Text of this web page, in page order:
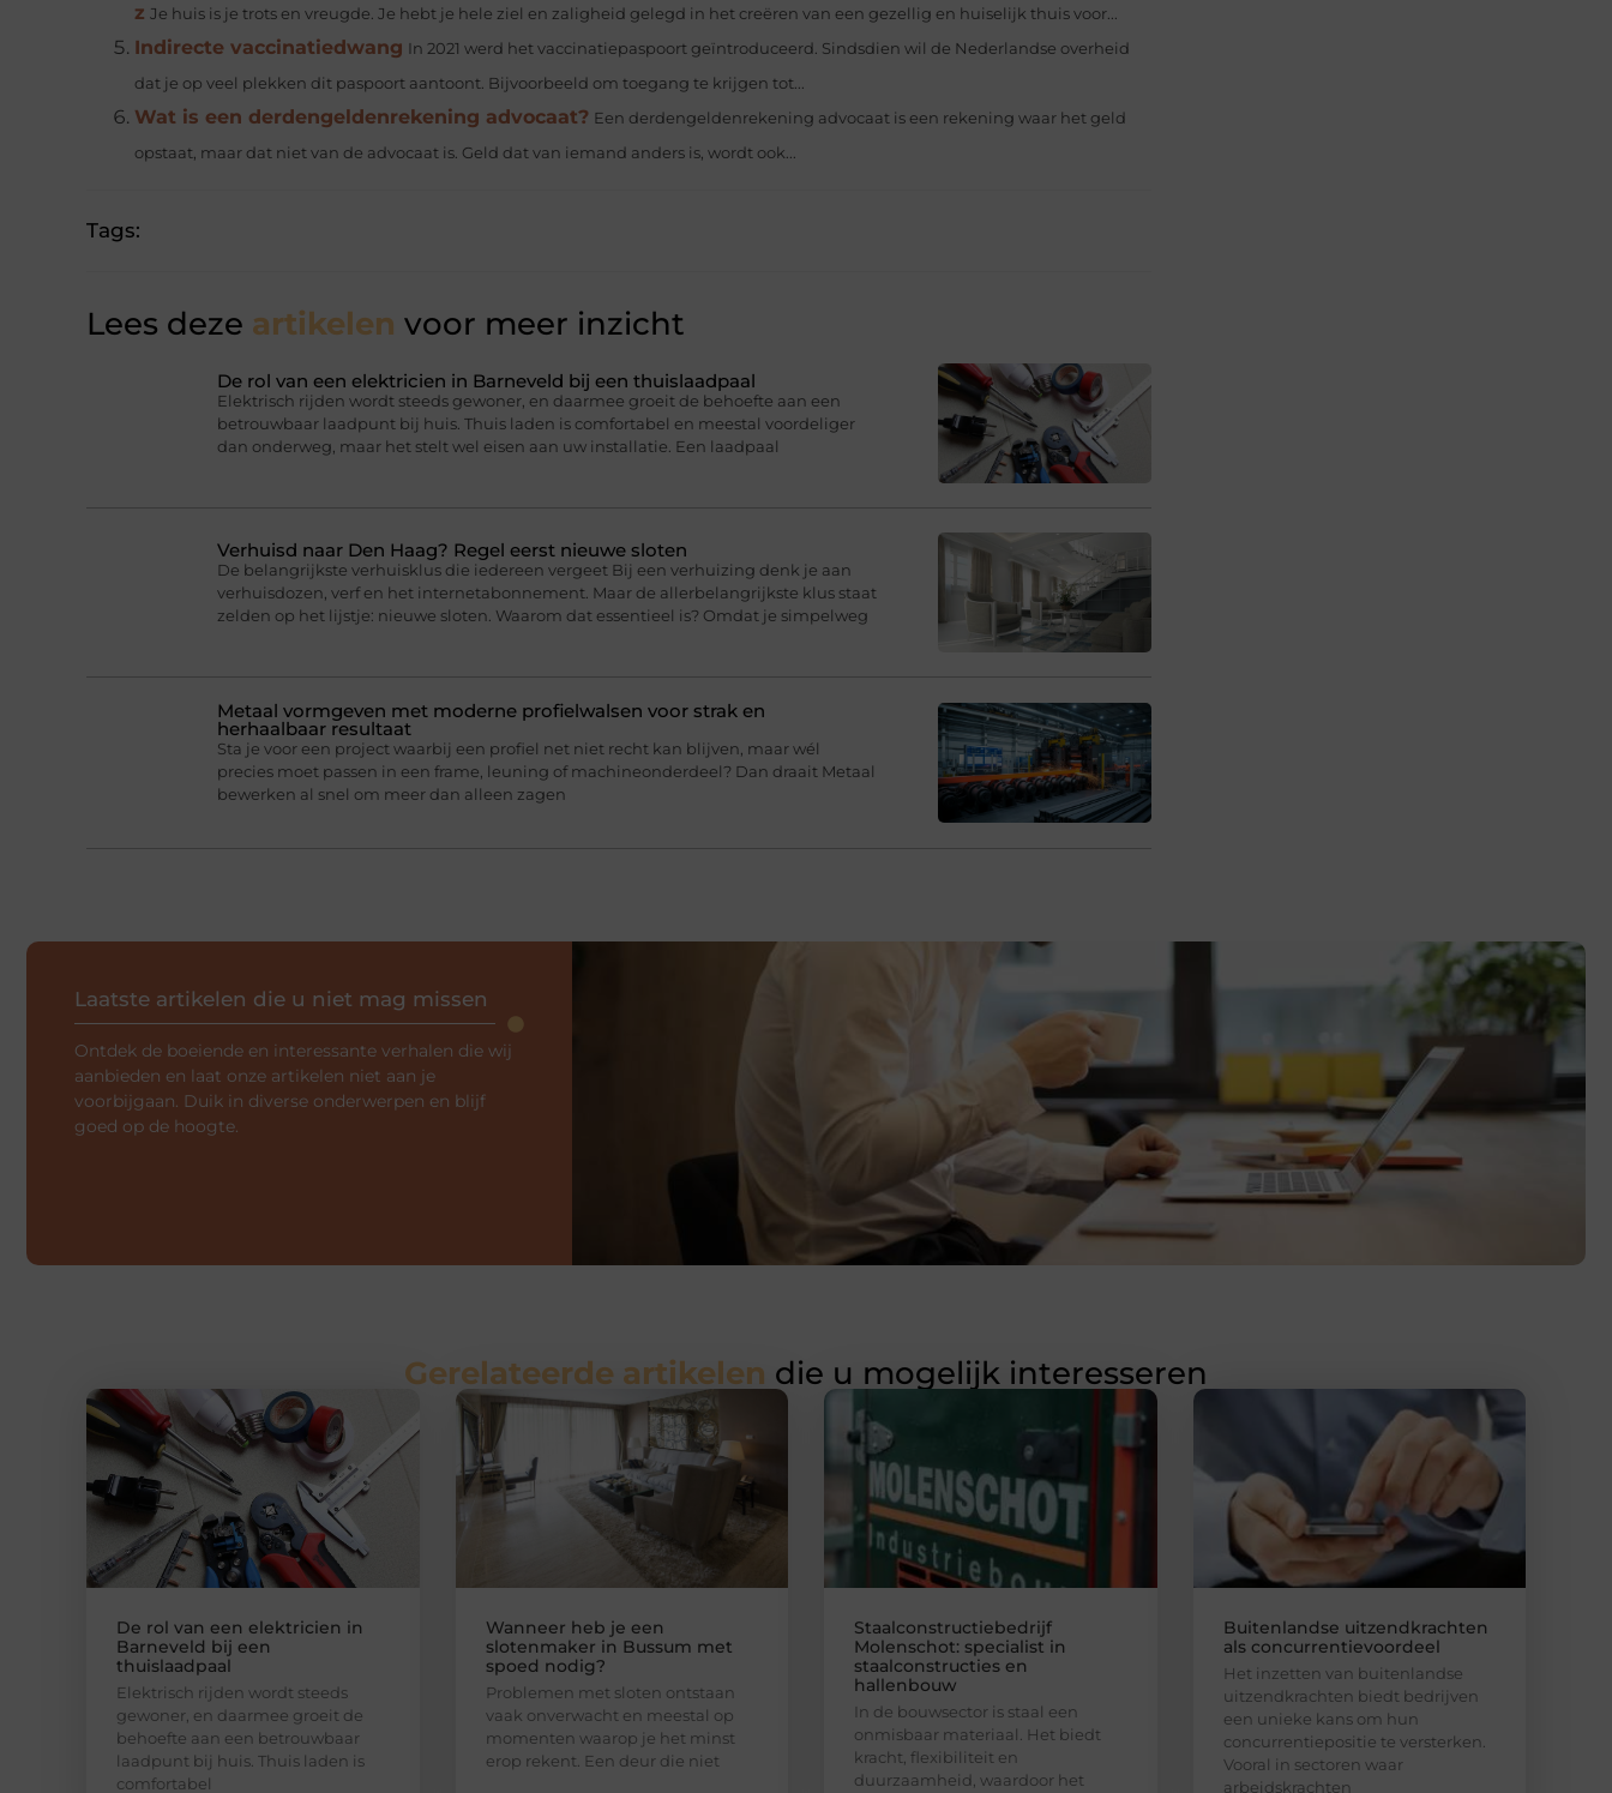
z Je huis is je trots en vreugde. Je hebt je hele ziel en zaligheid gelegd in het creëren van een gezellig en huiselijk thuis voor...
Indirecte vaccinatiedwang In 2021 werd het vaccinatiepaspoort geïntroduceerd. Sindsdien wil de Nederlandse overheid
dat je op veel plekken dit paspoort aantoont. Bijvoorbeeld om toegang te krijgen tot...
Wat is een derdengeldenrekening advocaat? Een derdengeldenrekening advocaat is een rekening waar het geld
opstaat, maar dat niet van de advocaat is. Geld dat van iemand anders is, wordt ook...
Tags:
Lees deze artikelen voor meer inzicht
De rol van een elektricien in Barneveld bij een thuislaadpaal
Elektrisch rijden wordt steeds gewoner, en daarmee groeit de behoefte aan een
betrouwbaar laadpunt bij huis. Thuis laden is comfortabel en meestal voordeliger
dan onderweg, maar het stelt wel eisen aan uw installatie. Een laadpaal
Verhuisd naar Den Haag? Regel eerst nieuwe sloten
De belangrijkste verhuisklus die iedereen vergeet Bij een verhuizing denk je aan
verhuisdozen, verf en het internetabonnement. Maar de allerbelangrijkste klus staat
zelden op het lijstje: nieuwe sloten. Waarom dat essentieel is? Omdat je simpelweg
Metaal vormgeven met moderne profielwalsen voor strak en
herhaalbaar resultaat
Sta je voor een project waarbij een profiel net niet recht kan blijven, maar wél
precies moet passen in een frame, leuning of machineonderdeel? Dan draait Metaal
bewerken al snel om meer dan alleen zagen
Laatste artikelen die u niet mag missen
Ontdek de boeiende en interessante verhalen die wij
aanbieden en laat onze artikelen niet aan je
voorbijgaan. Duik in diverse onderwerpen en blijf
goed op de hoogte.
Gerelateerde artikelen die u mogelijk interesseren
De rol van een elektricien in
Barneveld bij een
thuislaadpaal
Elektrisch rijden wordt steeds
gewoner, en daarmee groeit de
behoefte aan een betrouwbaar
laadpunt bij huis. Thuis laden is
comfortabel
Wanneer heb je een
slotenmaker in Bussum met
spoed nodig?
Problemen met sloten ontstaan
vaak onverwacht en meestal op
momenten waarop je het minst
erop rekent. Een deur die niet
Staalconstructiebedrijf
Molenschot: specialist in
staalconstructies en
hallenbouw
In de bouwsector is staal een
onmisbaar materiaal. Het biedt
kracht, flexibiliteit en
duurzaamheid, waardoor het
Buitenlandse uitzendkrachten
als concurrentievoordeel
Het inzetten van buitenlandse
uitzendkrachten biedt bedrijven
een unieke kans om hun
concurrentiepositie te versterken.
Vooral in sectoren waar
arbeidskrachten